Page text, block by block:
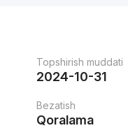
Topshirish muddati
2024-10-31
Bezatish
Qoralama